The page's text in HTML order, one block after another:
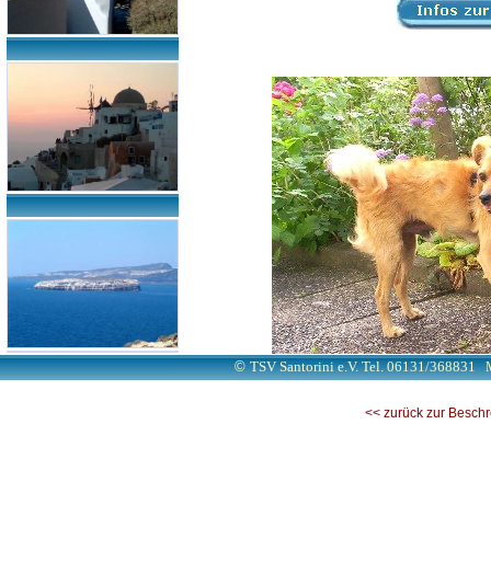
<< zurück zur
©TSV Santorini e.V. Tel. 06131/368831